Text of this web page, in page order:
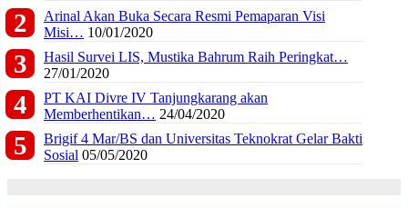
Arinal Akan Buka Secara Resmi Pemaparan Visi
Misi… 10/01/2020
Hasil Survei LIS, Mustika Bahrum Raih Peringkat…
27/01/2020
PT KAI Divre IV Tanjungkarang akan
Memberhentikan… 24/04/2020
Brigif 4 Mar/BS dan Universitas Teknokrat Gelar Bakti
Sosial 05/05/2020